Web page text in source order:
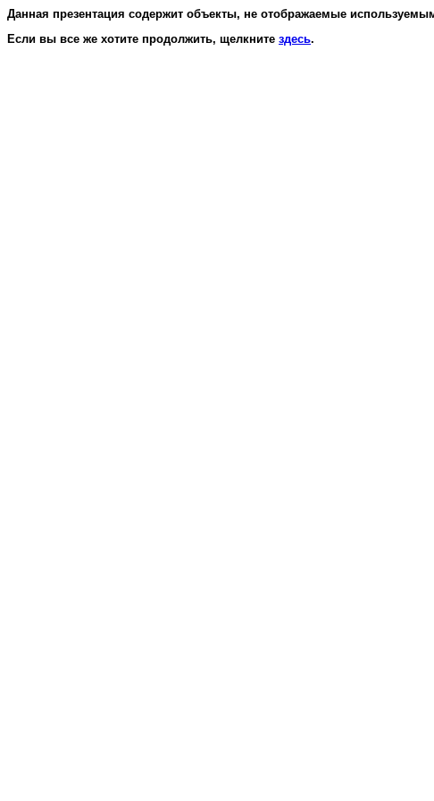
Данная презентация содержит объекты, не отображаемые
Если вы все же хотите продолжить, щелкните здесь.